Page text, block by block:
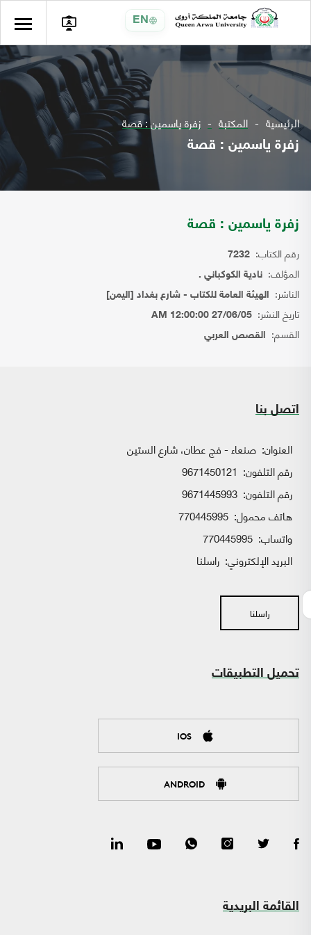
EN
الرئيسية المكتبة زفرة ياسمين : قصة
زفرة ياسمين : قصة
زفرة ياسمين : قصة
رقم الكتاب: 7232
المؤلف: نادية الكوكباني .
الناشر: الهيئة العامة للكتاب - شارع بغداد [اليمن]
تاريخ النشر: 27/06/05 12:00:00 AM
القسم: القصص العربي
اتصل بنا
العنوان: صنعاء - فج عطان، شارع الستين
رقم التلفون: 9671450121
رقم التلفون: 9671445993
هاتف محمول: 770445995
واتساب:
البريد الإلكتروني: راسلنا
راسلنا
تحميل التطبيقات
IOS
ANDROID
القائمة البريدية